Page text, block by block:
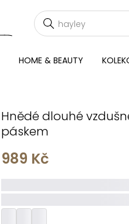
HOME & BEAUTY
Hnědé dlouhé
páskem
989 Kč